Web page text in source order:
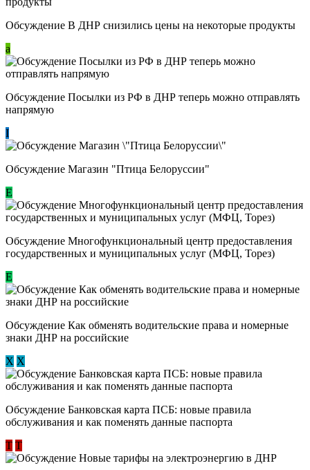
Обсуждение В ДНР снизились цены на некоторые продукты
a
Обсуждение Посылки из РФ в ДНР теперь можно отправлять
напрямую
I
Обсуждение Магазин "Птица Белоруссии"
Е
Обсуждение Многофункциональный центр предоставления
государственных и муниципальных услуг (МФЦ, Торез)
E
Обсуждение ​Как обменять водительские права и номерные
знаки ДНР на российские
Х Х
Обсуждение ​Банковская карта ПСБ: новые правила
обслуживания и как поменять данные паспорта
Т Т